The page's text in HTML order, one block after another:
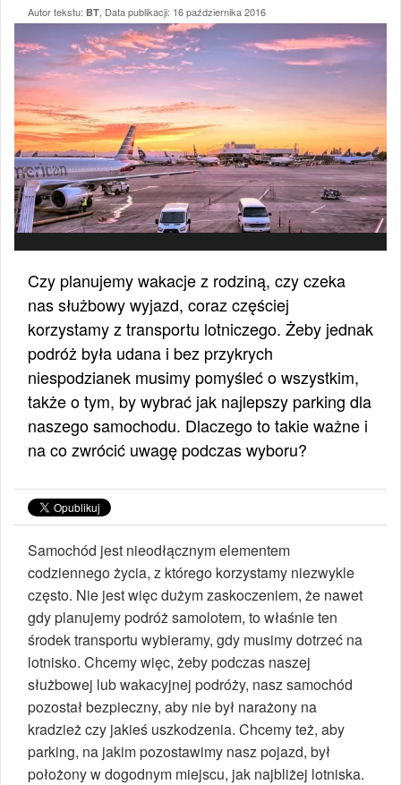
Autor tekstu: BT , Data publikacji: 16 października 2016
Czy planujemy wakacje z rodziną, czy czeka
nas służbowy wyjazd, coraz częściej
korzystamy z transportu lotniczego. Żeby jednak
podróż była udana i bez przykrych
niespodzianek musimy pomyśleć o wszystkim,
także o tym, by wybrać jak najlepszy parking dla
naszego samochodu. Dlaczego to takie ważne i
na co zwrócić uwagę podczas wyboru?
Samochód jest nieodłącznym elementem
codziennego życia, z którego korzystamy niezwykle
często. Nie jest więc dużym zaskoczeniem, że nawet
gdy planujemy podróż samolotem, to właśnie ten
środek transportu wybieramy, gdy musimy dotrzeć na
lotnisko. Chcemy więc, żeby podczas naszej
służbowej lub wakacyjnej podróży, nasz samochód
pozostał bezpieczny, aby nie był narażony na
kradzież czy jakieś uszkodzenia. Chcemy też, aby
parking, na jakim pozostawimy nasz pojazd, był
położony w dogodnym miejscu, jak najbliżej lotniska.